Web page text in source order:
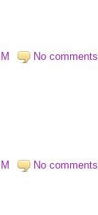
No comments
No comments